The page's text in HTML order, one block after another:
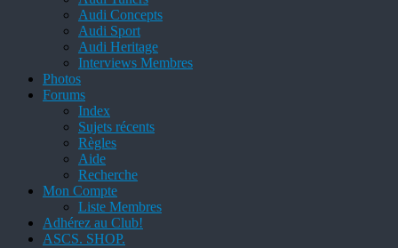
Audi Concepts
Audi Sport
Audi Heritage
Interviews Membres
Photos
Forums
Index
Sujets récents
Règles
Aide
Recherche
Mon Compte
Liste Membres
Adhérez au Club!
ASCS. SHOP.